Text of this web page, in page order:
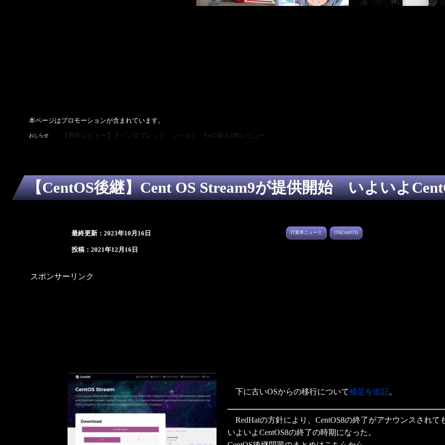
本ページはプロモーションが含まれています。
おしらせ
【CentOS後継】Cent OS Stream9が提供開始 いよいよ
最終更新：2023年10月16日
投稿：2021年12月16日
IT業界ニュース OS(CentOS)
スポンサーリンク
下に古いOSからの移行について補足を追記。
RedHatの方針により、CentOS8の終了がアナウンスされて
いよいよCentOS8の終了の時期になった。